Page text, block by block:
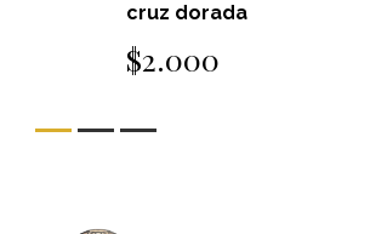
cruz dorada
$2.000